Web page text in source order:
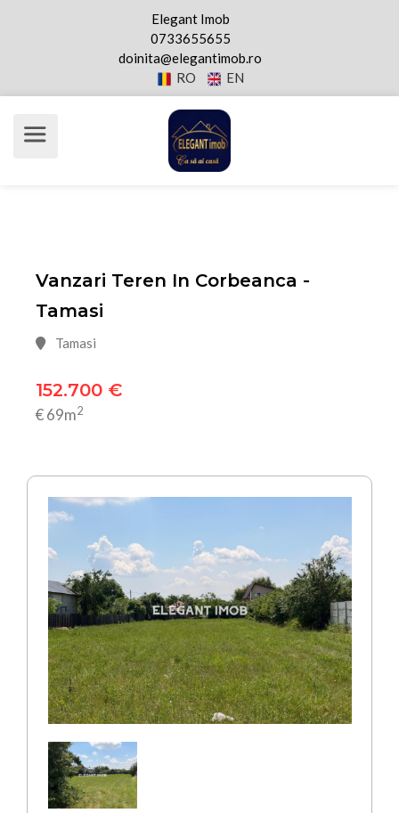
Elegant Imob
0733655655
doinita@elegantimob.ro
RO
EN
Vanzari Teren In Corbeanca -
Tamasi
Tamasi
152.700 €
€ 69m2